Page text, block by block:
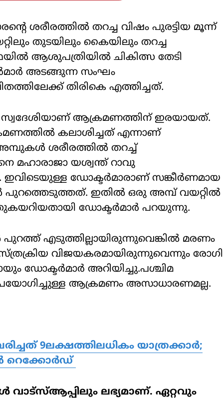
ശരീരത്തില്‍ തറച്ച വിഷം പുരട്ടിയ മൂന്ന്
തുടയിലും കൈയിലും തറച്ച
ആശുപത്രിയില്‍ ചികിത്സ തേടി
അടങ്ങുന്ന സംഘം
തിരികെ എത്തിച്ചത്.
സ്വദേശിയാണ് ആക്രമണത്തിന് ഇരയായത്.
കലാശിച്ചത് എന്നാണ്
അമ്പുകള്‍ ശരീരത്തില്‍ തറച്ച്
മഹാരാജാ യശ്വന്ത് റാവു
ഡോക്ടര്‍മാരാണ് സങ്കീര്‍ണമായ
ഇതില്‍ ഒരു അമ്പ് വയറ്റില്‍
ഡോക്ടര്‍മാര്‍ പറയുന്നു.
എടുത്തില്ലായിരുന്നുവെങ്കില്‍ മരണം
വിജയകരമായിരുന്നുവെന്നും രോഗി
ഡോക്ടര്‍മാര്‍ അറിയിച്ചു.പശ്ചിമ
ആക്രമണം അസാധാരണമല്ല.
9ലക്ഷത്തിലധികം യാത്രക്കാര്‍;
റെക്കോര്‍ഡ്
വാട്‌സ്ആപ്പിലും ലഭ്യമാണ്. ഏറ്റവും